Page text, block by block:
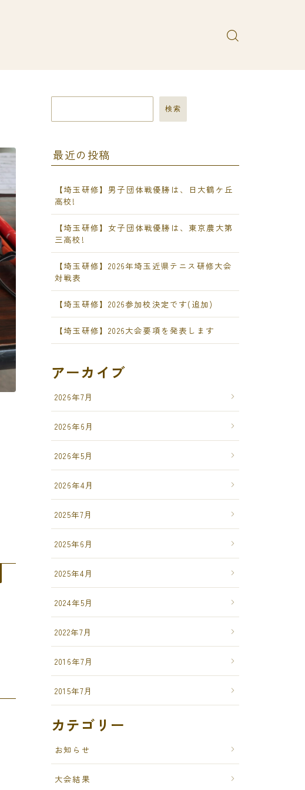
検索
最近の投稿
【埼玉研修】男子団体戦優勝は、日大鶴ケ丘
高校!
【埼玉研修】女子団体戦優勝は、東京農大第
三高校!
【埼玉研修】2026年埼玉近県テニス研修大会
対戦表
【埼玉研修】2026参加校決定です(追加)
【埼玉研修】2026大会要項を発表します
アーカイブ
2026年7月
2026年6月
2026年5月
2026年4月
2025年7月
2025年6月
2025年4月
2024年5月
2022年7月
2016年7月
2015年7月
カテゴリー
お知らせ
大会結果